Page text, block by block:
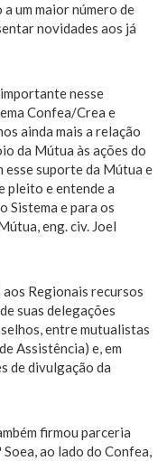
um maior número de
novidades aos já
nesse
Confea/Crea e
ainda mais a relação
da Mútua às ações do
esse suporte da Mútua e
pleito e entende a
Sistema e para os
eng. civ. Joel
Regionais recursos
suas delegações
entre mutualistas
Assistência) e, em
de divulgação da
firmou parceria
ao lado do Confea,